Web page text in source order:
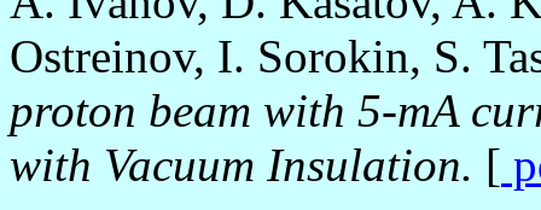
Ostreinov, I. Sorokin, S.
proton beam with 5-mA
with Vacuum Insulation. [